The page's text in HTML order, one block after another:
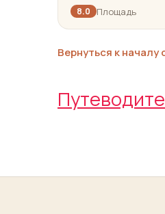
8.0
Площадь
Вернуться к началу